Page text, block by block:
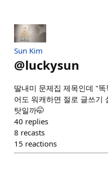
Sun Kim
@luckysun
딸내미 문제집 제목인데 "
어도 워캐하면 절로 글쓰기
탓일까🤭
40 replies
8 recasts
15 reactions